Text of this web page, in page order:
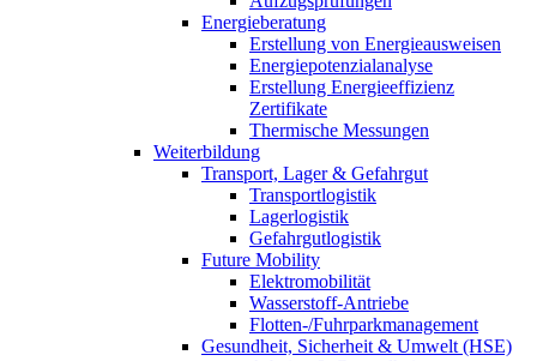
Energieberatung
Erstellung von Energieausweisen
Energiepotenzialanalyse
Erstellung Energieeffizienz
Zertifikate
Thermische Messungen
Weiterbildung
Transport, Lager & Gefahrgut
Transportlogistik
Lagerlogistik
Gefahrgutlogistik
Future Mobility
Elektromobilität
Wasserstoff-Antriebe
Flotten-/Fuhrparkmanagement
Gesundheit, Sicherheit & Umwelt (HSE)